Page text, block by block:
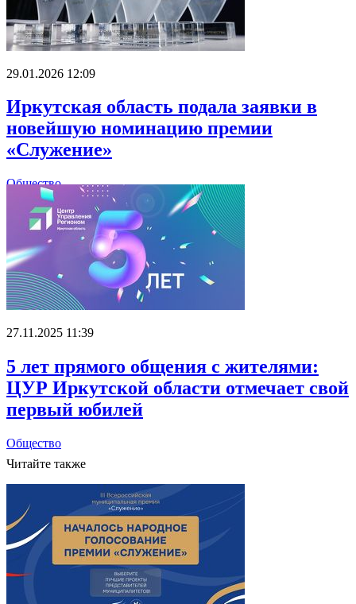
29.01.2026 12:09
Иркутская область подала заявки в
новейшую номинацию премии
«Служение»
Общество
27.11.2025 11:39
5 лет прямого общения с жителями:
ЦУР Иркутской области отмечает свой
первый юбилей
Общество
Читайте также